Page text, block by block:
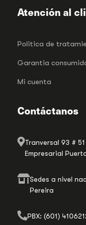
Atención al
Politica de
Garantia
Mi cuenta
Contáctanos
Tranversal 93 #
Empresarial
Sedes a nivel
Pereira
PBX: (601)